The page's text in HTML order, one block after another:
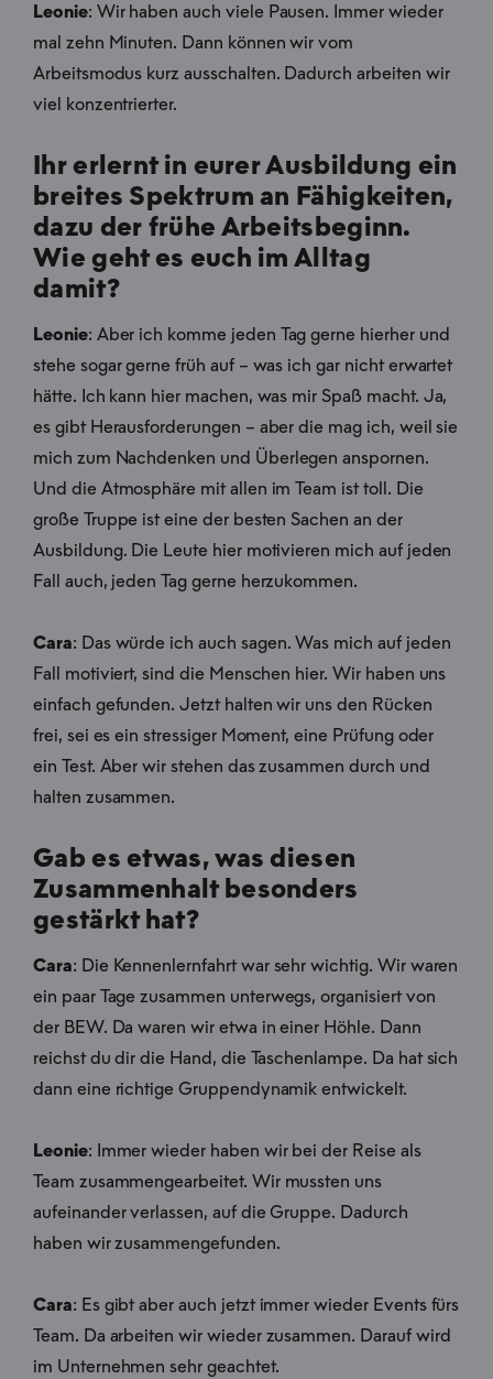
Leonie: Wir haben auch viele Pausen. Immer wieder
mal zehn Minuten. Dann können wir vom
Arbeitsmodus kurz ausschalten. Dadurch arbeiten wir
viel konzentrierter.
Ihr erlernt in eurer Ausbildung ein
breites Spektrum an Fähigkeiten,
dazu der frühe Arbeitsbeginn.
Wie geht es euch im Alltag
damit?
Leonie: Aber ich komme jeden Tag gerne hierher und
stehe sogar gerne früh auf – was ich gar nicht erwartet
hätte. Ich kann hier machen, was mir Spaß macht. Ja,
es gibt Herausforderungen – aber die mag ich, weil sie
mich zum Nachdenken und Überlegen anspornen.
Und die Atmosphäre mit allen im Team ist toll. Die
große Truppe ist eine der besten Sachen an der
Ausbildung. Die Leute hier motivieren mich auf jeden
Fall auch, jeden Tag gerne herzukommen.
Cara: Das würde ich auch sagen. Was mich auf jeden
Fall motiviert, sind die Menschen hier. Wir haben uns
einfach gefunden. Jetzt halten wir uns den Rücken
frei, sei es ein stressiger Moment, eine Prüfung oder
ein Test. Aber wir stehen das zusammen durch und
halten zusammen.
Gab es etwas, was diesen
Zusammenhalt besonders
gestärkt hat?
Cara: Die Kennenlernfahrt war sehr wichtig. Wir waren
ein paar Tage zusammen unterwegs, organisiert von
der BEW. Da waren wir etwa in einer Höhle. Dann
reichst du dir die Hand, die Taschenlampe. Da hat sich
dann eine richtige Gruppendynamik entwickelt.
Leonie: Immer wieder haben wir bei der Reise als
Team zusammengearbeitet. Wir mussten uns
aufeinander verlassen, auf die Gruppe. Dadurch
haben wir zusammengefunden.
Cara: Es gibt aber auch jetzt immer wieder Events fürs
Team. Da arbeiten wir wieder zusammen. Darauf wird
im Unternehmen sehr geachtet.